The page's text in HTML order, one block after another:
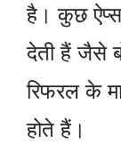
है। कुछ ऐप्स
देती हैं जैसे
रिफरल के
होते हैं।